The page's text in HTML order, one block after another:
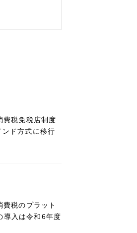
費税免税店制度
ド方式に移行
税のプラット
導入は令和6年度